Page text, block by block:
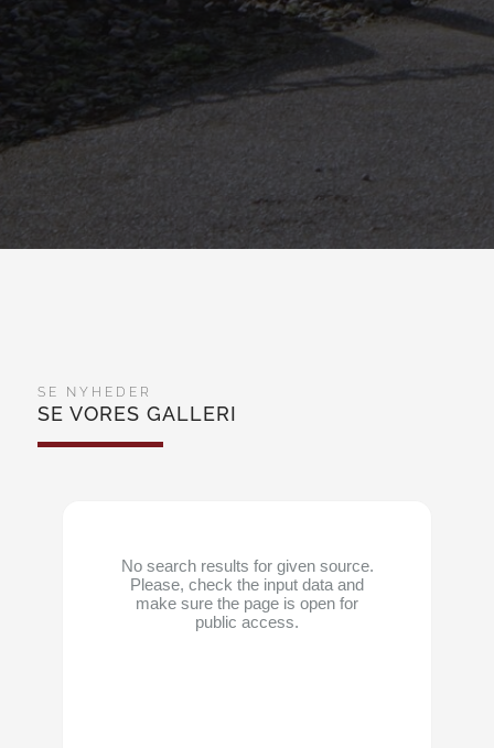
SE NYHEDER
SE VORES GALLERI
No search results for given source.
Please, check the input data and
make sure the page is open for
public access.